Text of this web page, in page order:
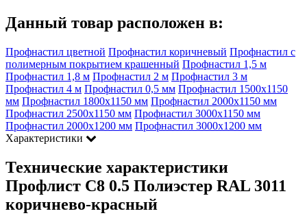
Данный товар расположен в:
Профнастил цветной Профнастил коричневый Профнастил с
полимерным покрытием крашенный Профнастил 1,5 м
Профнастил 1,8 м Профнастил 2 м Профнастил 3 м
Профнастил 4 м Профнастил 0,5 мм Профнастил 1500х1150
мм Профнастил 1800х1150 мм Профнастил 2000х1150 мм
Профнастил 2500х1150 мм Профнастил 3000х1150 мм
Профнастил 2000х1200 мм Профнастил 3000х1200 мм
Характеристики
Технические характеристики
Профлист С8 0.5 Полиэстер RAL 3011
коричнево-красный